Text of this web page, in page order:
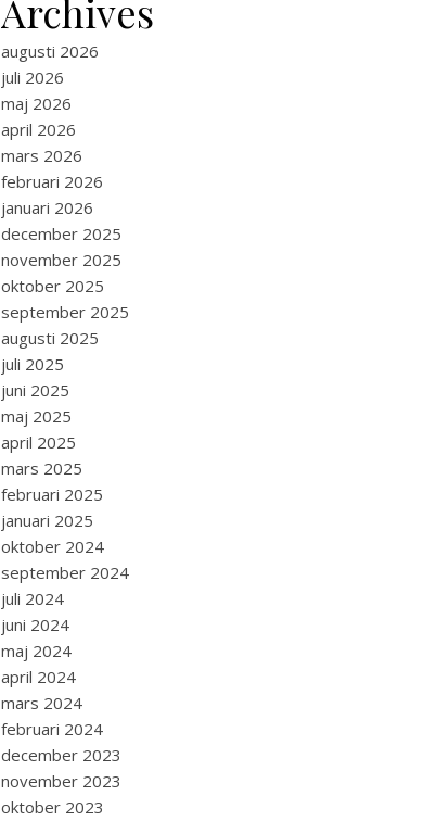
Archives
augusti 2026
juli 2026
maj 2026
april 2026
mars 2026
februari 2026
januari 2026
december 2025
november 2025
oktober 2025
september 2025
augusti 2025
juli 2025
juni 2025
maj 2025
april 2025
mars 2025
februari 2025
januari 2025
oktober 2024
september 2024
juli 2024
juni 2024
maj 2024
april 2024
mars 2024
februari 2024
december 2023
november 2023
oktober 2023